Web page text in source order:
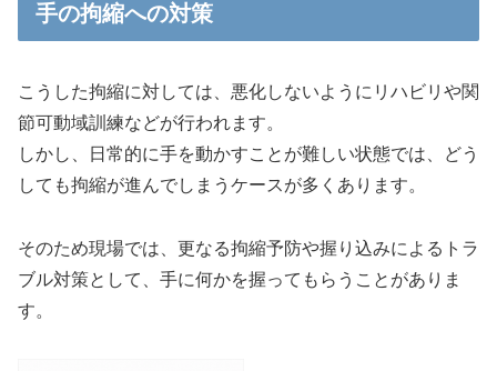
手の拘縮への対策
こうした拘縮に対しては、悪化しないようにリハビリや関
節可動域訓練などが行われます。
しかし、日常的に手を動かすことが難しい状態では、どう
しても拘縮が進んでしまうケースが多くあります。
そのため現場では、更なる拘縮予防や握り込みによるトラ
ブル対策として、手に何かを握ってもらうことがありま
す。